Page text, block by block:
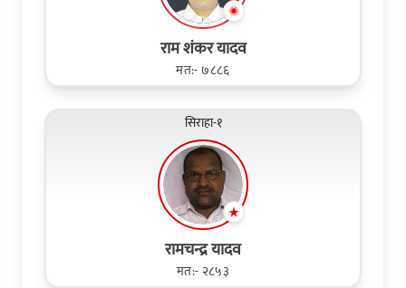
राम शंकर यादव
मत:- ७८८६
सिराहा-१
रामचन्द्र यादव
मत:- २८५३